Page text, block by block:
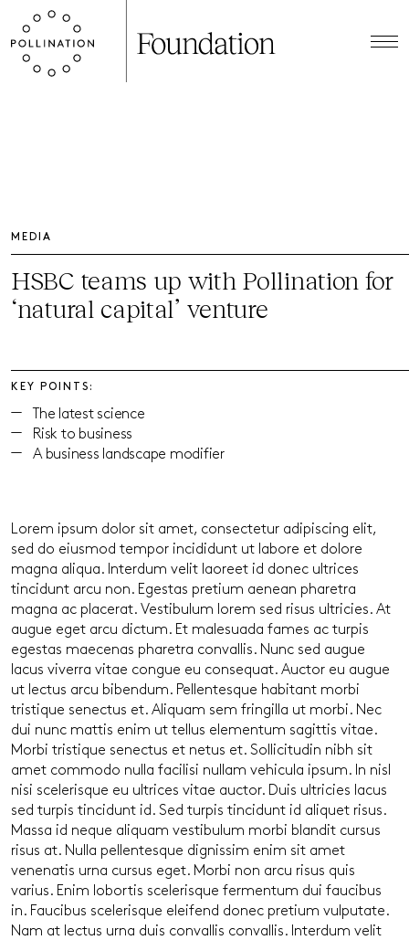
MEDIA
HSBC teams up with Pollination for
‘natural capital’ venture
KEY POINTS:
The latest science
Risk to business
A business landscape modifier
Lorem ipsum dolor sit amet, consectetur adipiscing elit,
sed do eiusmod tempor incididunt ut labore et dolore
magna aliqua. Interdum velit laoreet id donec ultrices
tincidunt arcu non. Egestas pretium aenean pharetra
magna ac placerat. Vestibulum lorem sed risus ultricies. At
augue eget arcu dictum. Et malesuada fames ac turpis
egestas maecenas pharetra convallis. Nunc sed augue
lacus viverra vitae congue eu consequat. Auctor eu augue
ut lectus arcu bibendum. Pellentesque habitant morbi
tristique senectus et. Aliquam sem fringilla ut morbi. Nec
dui nunc mattis enim ut tellus elementum sagittis vitae.
Morbi tristique senectus et netus et. Sollicitudin nibh sit
amet commodo nulla facilisi nullam vehicula ipsum. In nisl
nisi scelerisque eu ultrices vitae auctor. Duis ultricies lacus
sed turpis tincidunt id. Sed turpis tincidunt id aliquet risus.
Massa id neque aliquam vestibulum morbi blandit cursus
risus at. Nulla pellentesque dignissim enim sit amet
venenatis urna cursus eget. Morbi non arcu risus quis
varius. Enim lobortis scelerisque fermentum dui faucibus
in. Faucibus scelerisque eleifend donec pretium vulputate.
Nam at lectus urna duis convallis convallis. Interdum velit